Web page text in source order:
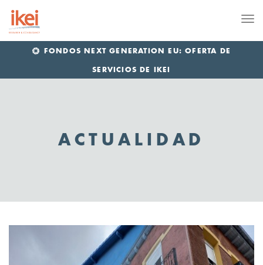
FONDOS NEXT GENERATION EU: OFERTA DE
SERVICIOS DE IKEI
ACTUALIDAD